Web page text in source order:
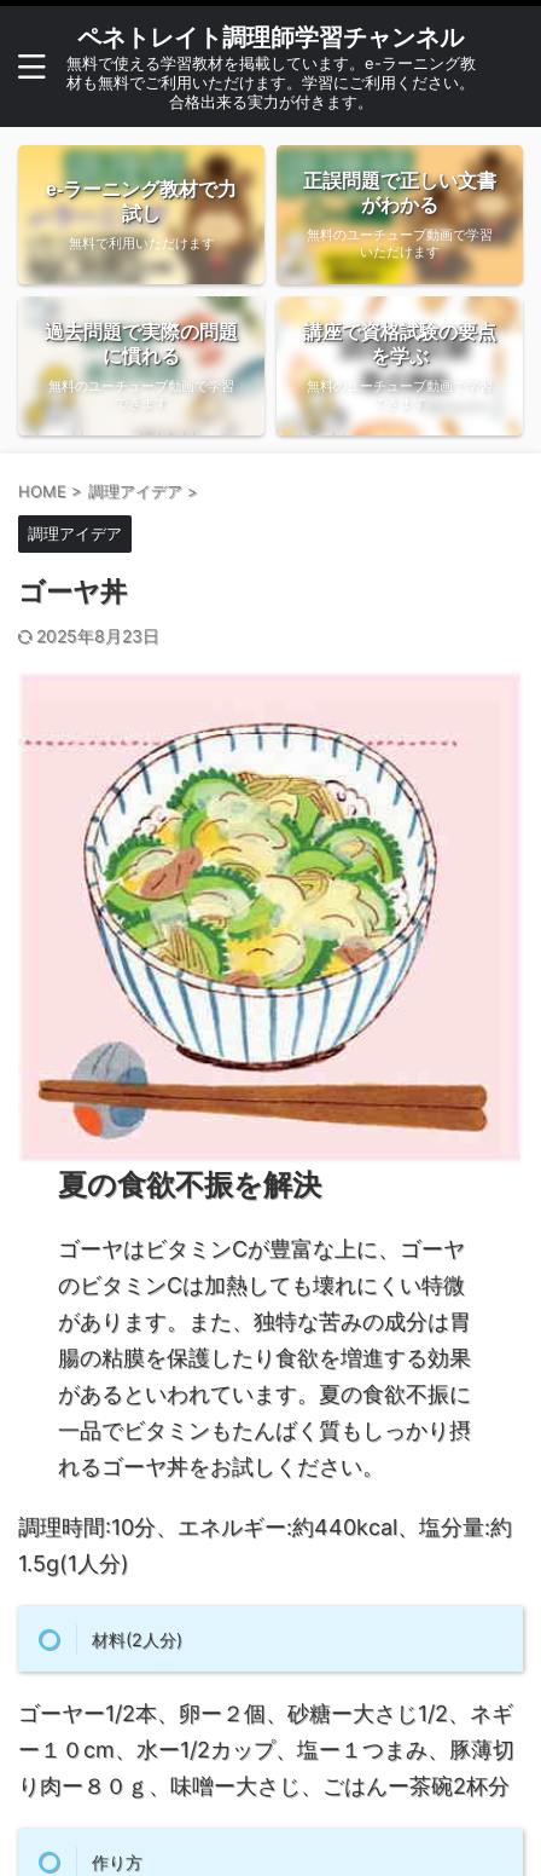
ペネトレイト調理師学習チャンネル
無料で使える学習教材を掲載しています。e-ラーニング教
材も無料でご利用いただけます。学習にご利用ください。
合格出来る実力が付きます。
e-ラーニング教材で力
試し
無料で利用いただけます
正誤問題で正しい文書
がわかる
無料のユーチューブ動画で学習
いただけます
過去問題で実際の問題
に慣れる
無料のユーチューブ動画で学習
できます
講座で資格試験の要点
を学ぶ
無料のユーチューブ動画で学習
HOME > 調理アイデア >
調理アイデア
ゴーヤ丼
2025年8月23日
夏の食欲不振を解決
ゴーヤはビタミンCが豊富な上に、ゴーヤ
のビタミンCは加熱しても壊れにくい特微
があります。また、独特な苦みの成分は胃
腸の粘膜を保護したり食欲を増進する効果
があるといわれています。夏の食欲不振に
一品でビタミンもたんばく質もしっかり摂
れるゴーヤ丼をお試しください。
調理時間:10分、エネルギー:約440kcal、塩分量:約
1.5g(1人分)
材料(2人分)
ゴーヤー1/2本、卵ー２個、砂糖ー大さじ1/2、ネギ
ー１０cm、水ー1/2カップ、塩ー１つまみ、豚薄切
り肉ー８０ｇ、味噌ー大さじ、ごはんー茶碗2杯分
作り方